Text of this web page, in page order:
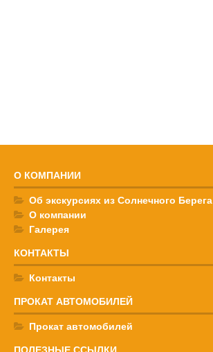
О КОМПАНИИ
Об экскурсиях из Солнечного Берега
О компании
Галерея
КОНТАКТЫ
Контакты
ПРОКАТ АВТОМОБИЛЕЙ
Прокат автомобилей